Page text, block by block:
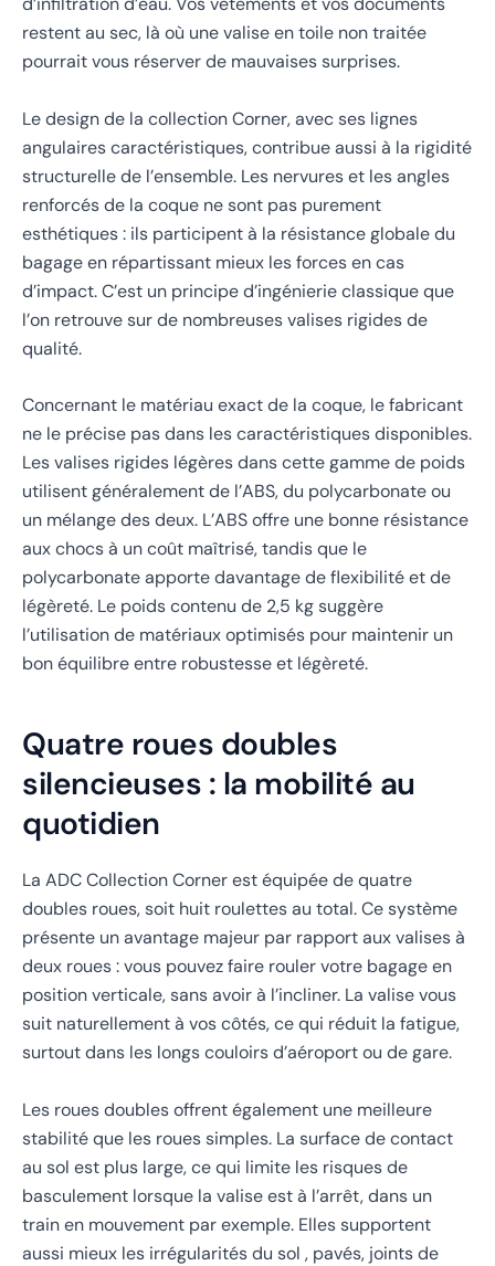
restent au sec, là où une valise en toile non traitée
pourrait vous réserver de mauvaises surprises.
Le design de la collection Corner, avec ses lignes
angulaires caractéristiques, contribue aussi à la rigidité
structurelle de l’ensemble. Les nervures et les angles
renforcés de la coque ne sont pas purement
esthétiques : ils participent à la résistance globale du
bagage en répartissant mieux les forces en cas
d’impact. C’est un principe d’ingénierie classique que
l’on retrouve sur de nombreuses valises rigides de
qualité.
Concernant le matériau exact de la coque, le fabricant
ne le précise pas dans les caractéristiques disponibles.
Les valises rigides légères dans cette gamme de poids
utilisent généralement de l’ABS, du polycarbonate ou
un mélange des deux. L’ABS offre une bonne résistance
aux chocs à un coût maîtrisé, tandis que le
polycarbonate apporte davantage de flexibilité et de
légèreté. Le poids contenu de 2,5 kg suggère
l’utilisation de matériaux optimisés pour maintenir un
bon équilibre entre robustesse et légèreté.
Quatre roues doubles
silencieuses : la mobilité au
quotidien
La ADC Collection Corner est équipée de quatre
doubles roues, soit huit roulettes au total. Ce système
présente un avantage majeur par rapport aux valises à
deux roues : vous pouvez faire rouler votre bagage en
position verticale, sans avoir à l’incliner. La valise vous
suit naturellement à vos côtés, ce qui réduit la fatigue,
surtout dans les longs couloirs d’aéroport ou de gare.
Les roues doubles offrent également une meilleure
stabilité que les roues simples. La surface de contact
au sol est plus large, ce qui limite les risques de
basculement lorsque la valise est à l’arrêt, dans un
train en mouvement par exemple. Elles supportent
aussi mieux les irrégularités du sol , pavés, joints de